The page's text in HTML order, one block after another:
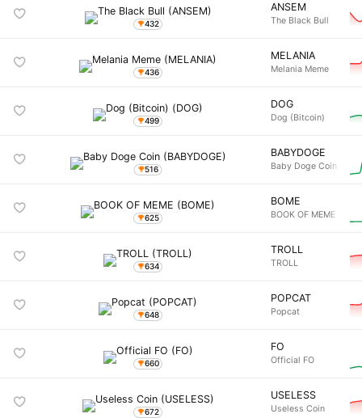
432
ANSEM
The Black Bull
436
MELANIA
Melania Meme
499
DOG
Dog (Bitcoin)
516
BABYDOGE
Baby Doge Coin
625
BOME
BOOK OF MEME
634
TROLL
TROLL
648
POPCAT
Popcat
660
FO
Official FO
672
USELESS
Useless Coin